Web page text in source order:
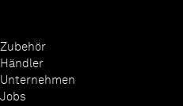
Zubehör
Händler
Unternehmen
Jobs